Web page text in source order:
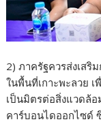
2) ภาครัฐควรส่งเสริ
ในพื้นที่เกาะพะลวย
เป็นมิตรต่อสิ่งแวดล้
คาร์บอนไดออกไซด์